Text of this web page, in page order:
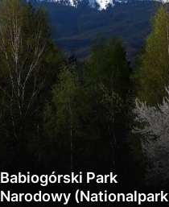
Babiogórski Park
Narodowy (Nationalpark